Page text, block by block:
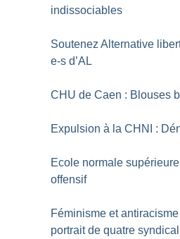
indissociables
Soutenez Alternative
e-s d’AL
CHU de Caen : Blouses
Expulsion à la CHNI :
Ecole normale
offensif
Féminisme et antiracisme
portrait de quatre